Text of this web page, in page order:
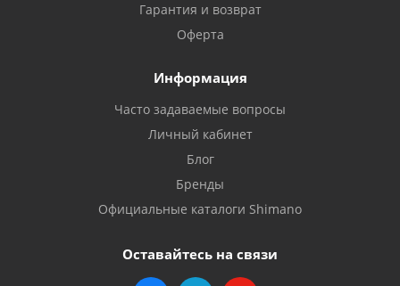
Гарантия и возврат
Оферта
Информация
Часто задаваемые вопросы
Личный кабинет
Блог
Бренды
Официальные каталоги Shimano
Оставайтесь на связи